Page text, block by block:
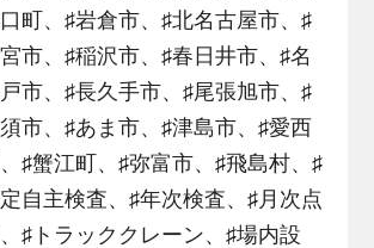
町、♯岩倉市、♯北名古屋市、♯
市、♯稲沢市、♯春日井市、♯名
市、♯長久手市、♯尾張旭市、♯
市、♯あま市、♯津島市、♯愛西
♯蟹江町、♯弥富市、♯飛島村、♯
自主検査、♯年次検査、♯月次点
♯トラッククレーン、♯場内設